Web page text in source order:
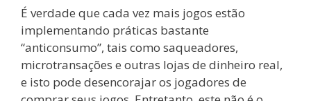
É verdade que cada vez mais jogos estão
implementando práticas bastante
“anticonsumo”, tais como saqueadores,
microtransações e outras lojas de dinheiro real,
e isto pode desencorajar os jogadores de